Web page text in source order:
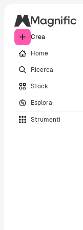
Crea
Home
Ricerca
Stock
Esplora
Strumenti